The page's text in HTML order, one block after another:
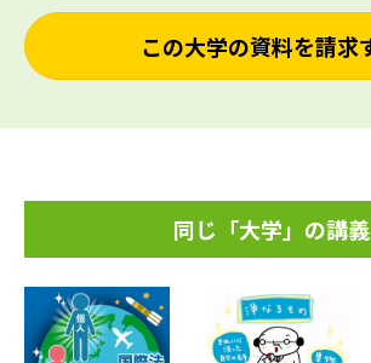
この大学の資料を請求
同じ「大学」の講義